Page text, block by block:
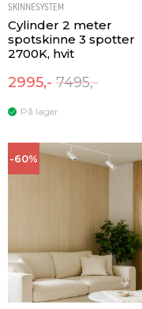
SKINNESYSTEM
Cylinder 2 meter
spotskinne 3 spotter
2700K, hvit
2995,- 7495,-
På lager
-60%